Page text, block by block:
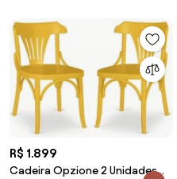
R$ 1.899
Cadeira Opzione 2 Unidades